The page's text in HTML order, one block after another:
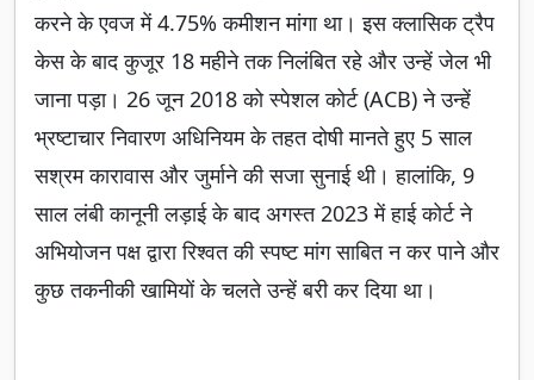
करने के एवज में 4.75% कमीशन मांगा था। इस क्लासिक ट्रैप
केस के बाद कुजूर 18 महीने तक निलंबित रहे और उन्हें जेल भी
जाना पड़ा। 26 जून 2018 को स्पेशल कोर्ट (ACB) ने उन्हें
भ्रष्टाचार निवारण अधिनियम के तहत दोषी मानते हुए 5 साल
सश्रम कारावास और जुर्माने की सजा सुनाई थी। हालांकि, 9
साल लंबी कानूनी लड़ाई के बाद अगस्त 2023 में हाई कोर्ट ने
अभियोजन पक्ष द्वारा रिश्वत की स्पष्ट मांग साबित न कर पाने और
कुछ तकनीकी खामियों के चलते उन्हें बरी कर दिया था।